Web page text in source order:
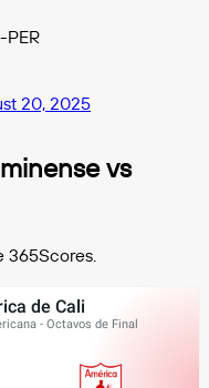
PER
20, 2025
vs
365Scores.
de Cali
- Octavos de Final